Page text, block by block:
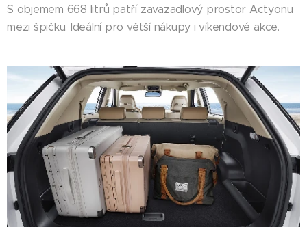
S objemem 668 litrů patří zavazadlový prostor Actyonu
mezi špičku. Ideální pro větší nákupy i víkendové akce.